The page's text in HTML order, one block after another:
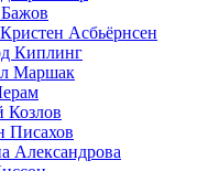
Асбьёрнсен
Киплинг
Маршак
Козлов
Писахов
Александрова